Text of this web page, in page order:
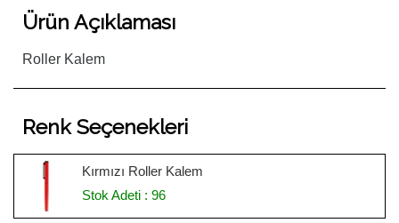
Ürün Açıklaması
Roller Kalem
Renk Seçenekleri
Kırmızı Roller Kalem
Stok Adeti : 96